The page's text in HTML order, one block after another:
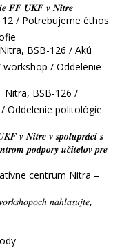
𝑭𝑭 𝑼𝑲𝑭 𝒗 𝑵𝒊𝒕𝒓𝒆
/ Potrebujeme éthos
BSB-126 / Akú
/ Oddelenie
Nitra, BSB-126 /
Oddelenie politológie
𝒗 𝑵𝒊𝒕𝒓𝒆 𝒗 𝒔𝒑𝒐𝒍𝒖𝒑𝒓𝒂́𝒄𝒊 𝒔
𝒑𝒐𝒅𝒑𝒐𝒓𝒚 𝒖𝒄̌𝒊𝒕𝒆𝒍̌𝒐𝒗 𝒑𝒓𝒆
centrum Nitra –
𝑛𝑎ℎ𝑙𝑎𝑠𝑢𝑗𝑡𝑒,